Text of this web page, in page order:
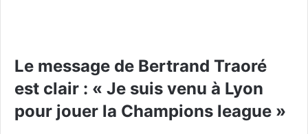
Le message de Bertrand Traoré
est clair : « Je suis venu à Lyon
pour jouer la Champions league »